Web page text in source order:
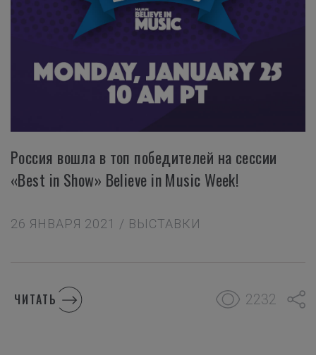
Россия вошла в топ победителей на сессии
«Best in Show» Believe in Music Week!
26 ЯНВАРЯ 2021 / ВЫСТАВКИ
ЧИТАТЬ 2232